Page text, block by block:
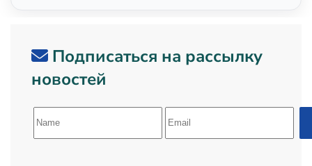
Подписаться на рассылку
новостей